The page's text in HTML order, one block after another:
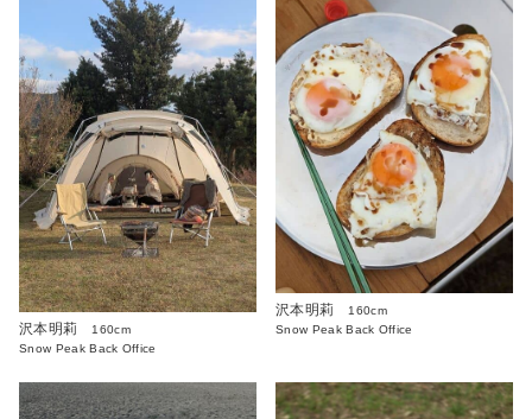
沢本明莉
160cm
Snow Peak Back Office
沢本明莉
160cm
Snow Peak Back Office